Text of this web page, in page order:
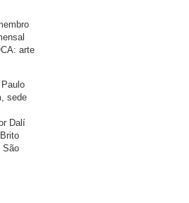
arte
sede
Dalí
São